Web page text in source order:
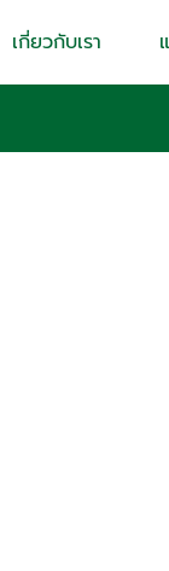
เกี่ยวกับเรา